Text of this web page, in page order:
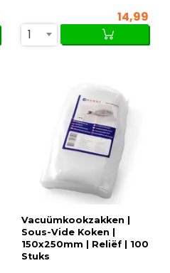
14,99
1
Vacuümkookzakken |
Sous-Vide Koken |
150x250mm | Reliëf | 100
Stuks